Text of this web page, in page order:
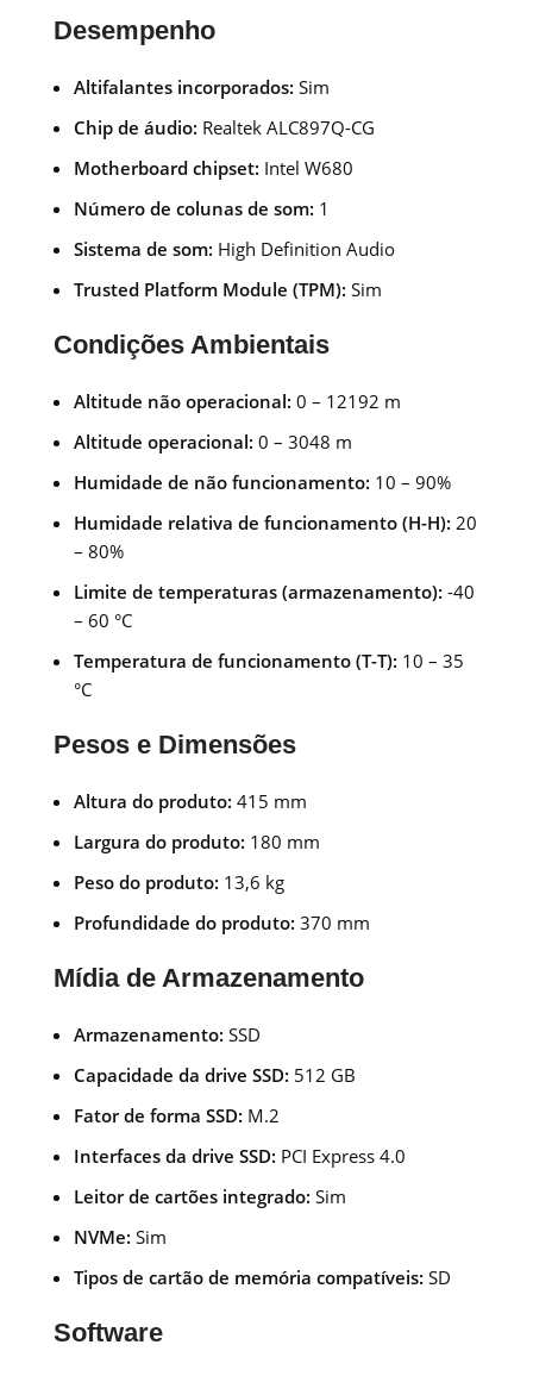
Desempenho
Altifalantes incorporados: Sim
Chip de áudio: Realtek ALC897Q-CG
Motherboard chipset: Intel W680
Número de colunas de som: 1
Sistema de som: High Definition Audio
Trusted Platform Module (TPM): Sim
Condições Ambientais
Altitude não operacional: 0 – 12192 m
Altitude operacional: 0 – 3048 m
Humidade de não funcionamento: 10 – 90%
Humidade relativa de funcionamento (H-H): 20
– 80%
Limite de temperaturas (armazenamento): -40
– 60 °C
Temperatura de funcionamento (T-T): 10 – 35
°C
Pesos e Dimensões
Altura do produto: 415 mm
Largura do produto: 180 mm
Peso do produto: 13,6 kg
Profundidade do produto: 370 mm
Mídia de Armazenamento
Armazenamento: SSD
Capacidade da drive SSD: 512 GB
Fator de forma SSD: M.2
Interfaces da drive SSD: PCI Express 4.0
Leitor de cartões integrado: Sim
NVMe: Sim
Tipos de cartão de memória compatíveis: SD
Software